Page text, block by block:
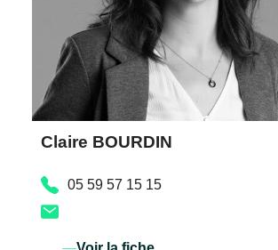
Claire BOURDIN
05 59 57 15 15